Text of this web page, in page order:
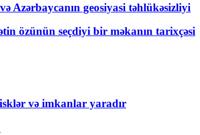
Azərbaycanın geosiyasi təhlükəsizliyi
özünün seçdiyi bir məkanın tarixçəsi
və imkanlar yaradır